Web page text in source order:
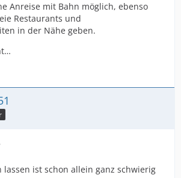
Anreise mit Bahn möglich, ebenso
Restaurants und
in der Nähe geben.
lassen ist schon allein ganz schwierig